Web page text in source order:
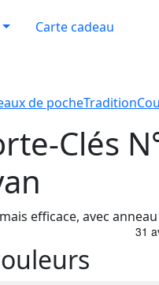
Carte cadeau
de pocheTradition
Clés
efficace, avec